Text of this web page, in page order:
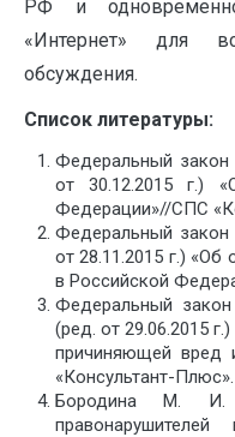
РФ и
«Интернет» для
обсуждения.
Список литературы:
Федеральный
от 30.12.2015 г.)
Федерации»//СПС
Федеральный
от 28.11.2015 г.) «Об
в Российской
Федеральный
(ред. от 29.06.2015
причиняющей вред
«Консультант-Плюс».
Бородина М. И.